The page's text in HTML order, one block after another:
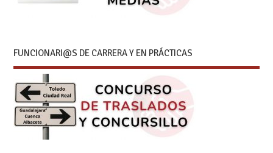
FUNCIONARI@S DE CARRERA Y EN PRÁCTICAS